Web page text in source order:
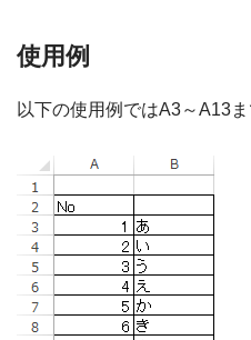
使用例
以下の使用例ではA3～A13